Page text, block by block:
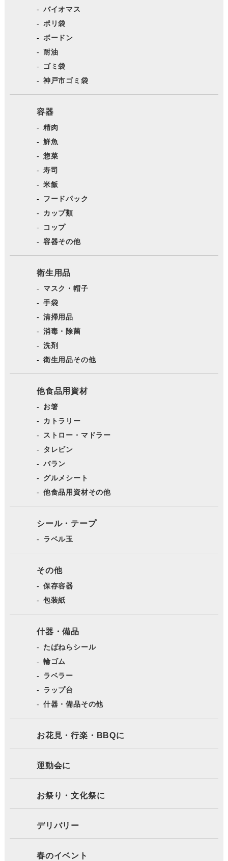
バイオマス
ポリ袋
ボードン
耐油
ゴミ袋
神戸市ゴミ袋
容器
精肉
鮮魚
惣菜
寿司
米飯
フードパック
カップ類
コップ
容器その他
衛生用品
マスク・帽子
手袋
清掃用品
消毒・除菌
洗剤
衛生用品その他
他食品用資材
お箸
カトラリー
ストロー・マドラー
タレビン
バラン
グルメシート
他食品用資材その他
シール・テープ
ラベル玉
その他
保存容器
包装紙
什器・備品
たばねらシール
輪ゴム
ラベラー
ラップ台
什器・備品その他
お花見・行楽・BBQに
運動会に
お祭り・文化祭に
デリバリー
春のイベント